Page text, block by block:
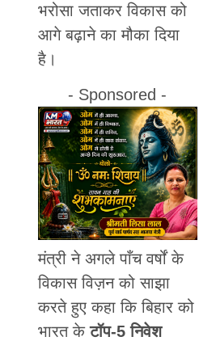
भरोसा जताकर विकास को
आगे बढ़ाने का मौका दिया
है।
- Sponsored -
मंत्री ने अगले पाँच वर्षों के
विकास विज़न को साझा
करते हुए कहा कि बिहार को
भारत केटॉप-5 निवेश